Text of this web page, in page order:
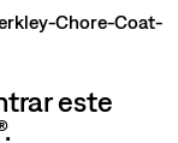
Chore-Coat-
este